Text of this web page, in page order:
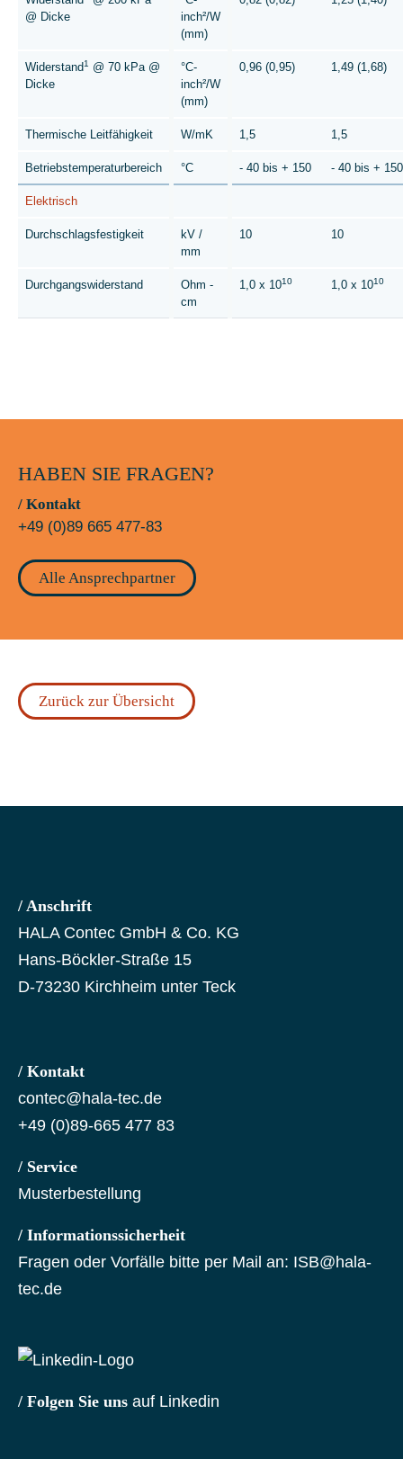
@ Dicke
inch²/W
(mm)
Widerstand1
@ 70 kPa @
Dicke
°C-
inch²/W
(mm)
0,96 (0,95) 1,49 (1,68)
Thermische Leitfähigkeit W/mK 1,5 1,5
Betriebstemperaturbereich °C - 40 bis + 150 - 40 bis + 150
Elektrisch
Durchschlagsfestigkeit
kV /
mm
10 10
Durchgangswiderstand
Ohm -
cm
1,0 x 1010 1,0 x 1010
HABEN SIE FRAGEN?
/ Kontakt
+49 (0)89 665 477-83
Alle Ansprechpartner
Zurück zur Übersicht
/ Anschrift
HALA Contec GmbH & Co. KG
Hans-Böckler-Straße 15
D-73230 Kirchheim unter Teck
/ Kontakt
contec@hala-tec.de
+49 (0)89-665 477 83
/ Service
Musterbestellung
/ Informationssicherheit
Fragen oder Vorfälle bitte per Mail an: ISB@hala-
tec.de
/ Folgen Sie uns auf Linkedin